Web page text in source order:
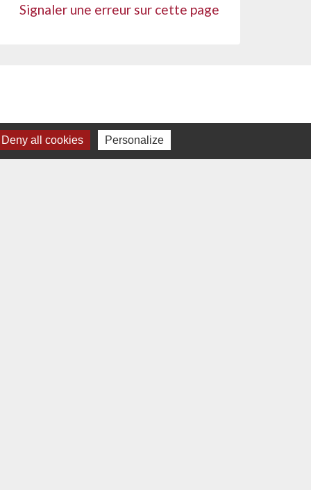
Signaler une erreur sur cette page
Deny all cookies Personalize